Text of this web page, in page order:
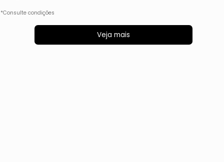
*Consulte condições
Veja mais